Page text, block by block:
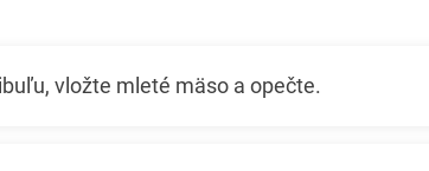
vložte mleté ​​mäso a opečte.